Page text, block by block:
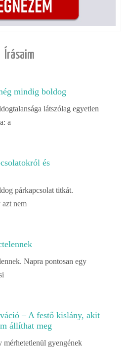
Írásaim
mindig boldog
látszólag egyetlen
a
és
párkapcsolat titkát.
nem
Napra pontosan egy
– A festő kislány, akit
állíthat meg
gyengének